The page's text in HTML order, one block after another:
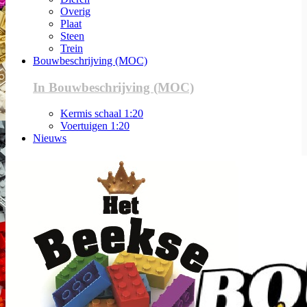
Overig
Plaat
Steen
Trein
Bouwbeschrijving (MOC)
In Bouwbeschrijving (MOC)
Kermis schaal 1:20
Voertuigen 1:20
Nieuws